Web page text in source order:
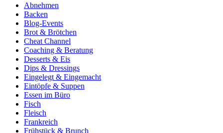
Abnehmen
Backen
Blog-Events
Brot & Brötchen
Cheat Channel
Coaching & Beratung
Desserts & Eis
Dips & Dressings
Eingelegt & Eingemacht
Eintöpfe & Suppen
Essen im Büro
Fisch
Fleisch
Frankreich
Frühstück & Brunch